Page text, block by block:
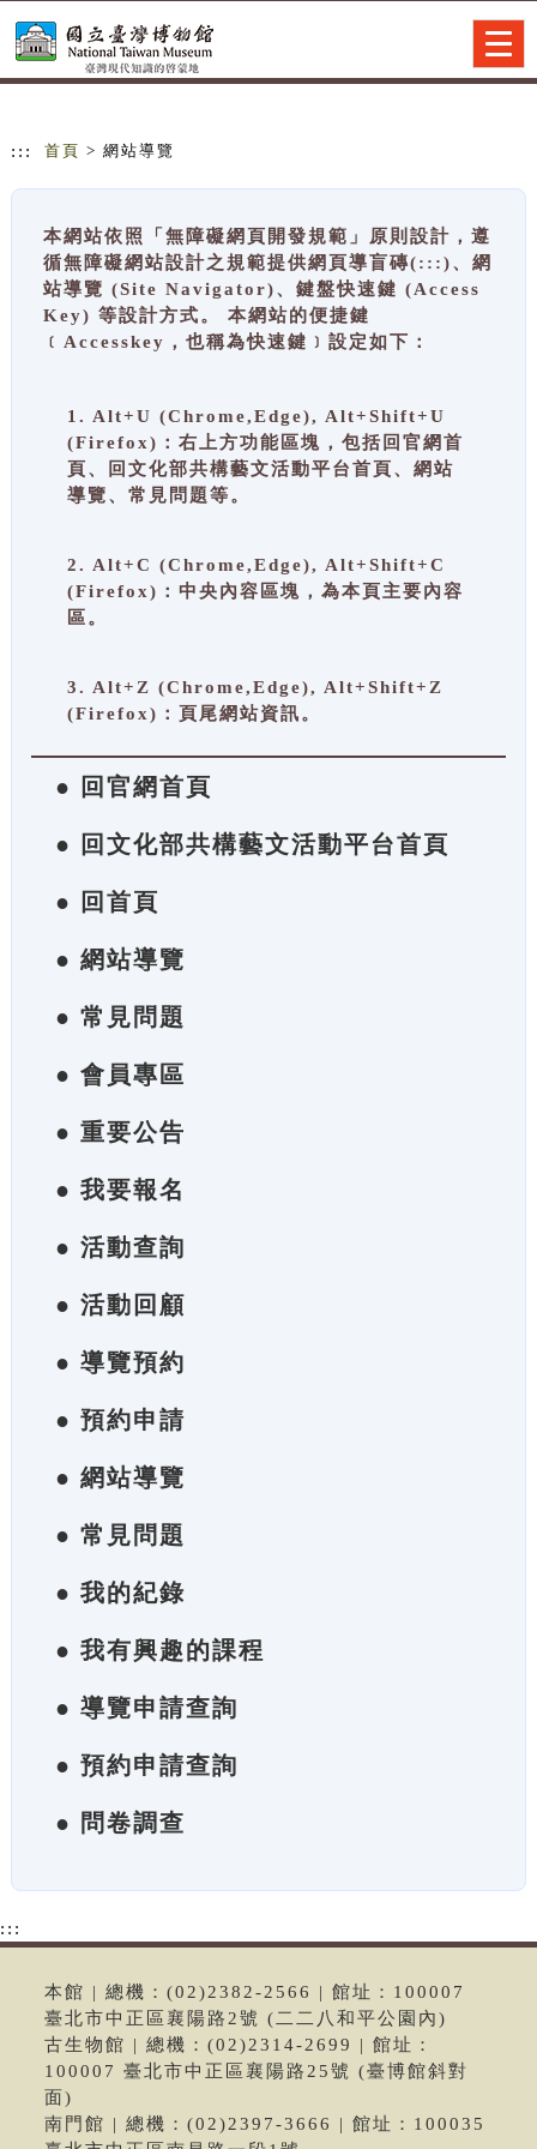
::: 首頁 > 網站導覽
本網站依照「無障礙網頁開發規範」原則設計，遵
循無障礙網站設計之規範提供網頁導盲磚(:::)、網
站導覽 (Site Navigator)、鍵盤快速鍵 (Access
Key) 等設計方式。 本網站的便捷鍵
﹝Accesskey，也稱為快速鍵﹞設定如下：
1. Alt+U (Chrome,Edge), Alt+Shift+U
(Firefox)：右上方功能區塊，包括回官網首
頁、回文化部共構藝文活動平台首頁、網站
導覽、常見問題等。
2. Alt+C (Chrome,Edge), Alt+Shift+C
(Firefox)：中央內容區塊，為本頁主要內容
區。
3. Alt+Z (Chrome,Edge), Alt+Shift+Z
(Firefox)：頁尾網站資訊。
● 回官網首頁
● 回文化部共構藝文活動平台首頁
● 回首頁
● 網站導覽
● 常見問題
● 會員專區
● 重要公告
● 我要報名
● 活動查詢
● 活動回顧
● 導覽預約
● 預約申請
● 網站導覽
● 常見問題
● 我的紀錄
● 我有興趣的課程
● 導覽申請查詢
● 預約申請查詢
● 問卷調查
:::
本館 | 總機：(02)2382-2566 | 館址：100007
臺北市中正區襄陽路2號 (二二八和平公園內)
古生物館 | 總機：(02)2314-2699 | 館址：
100007 臺北市中正區襄陽路25號 (臺博館斜對
面)
南門館 | 總機：(02)2397-3666 | 館址：100035